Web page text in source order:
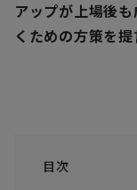
アップが上場後
くための方策を提
目次